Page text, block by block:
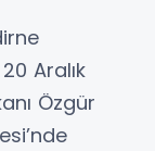
Aralık
Özgür